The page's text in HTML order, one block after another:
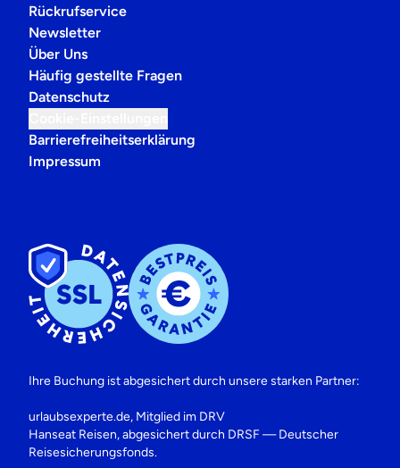
Rückrufservice
Newsletter
Über Uns
Häufig gestellte Fragen
Datenschutz
Barrierefreiheitserklärung
Impressum
Ihre Buchung ist abgesichert durch unsere starken Partner:
urlaubsexperte.de, Mitglied im DRV
Hanseat Reisen, abgesichert durch DRSF — Deutscher
Reisesicherungsfonds.